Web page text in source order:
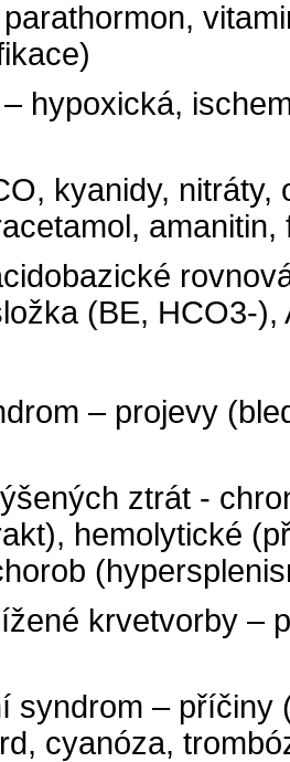
hypoxická,
kyanidy,
(BE, HCO3-
– projevy
ztrát -
hemolytické
krvetvorby –
syndrom – příčiny
cyanóza,